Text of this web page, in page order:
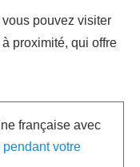
pouvez visiter
proximité, qui offre
française avec
votre